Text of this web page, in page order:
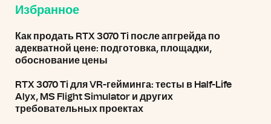
Избранное
Как продать RTX 3070 Ti после апгрейда по
адекватной цене: подготовка, площадки,
обоснование цены
RTX 3070 Ti для VR-гейминга: тесты в Half-Life
Alyx, MS Flight Simulator и других
требовательных проектах